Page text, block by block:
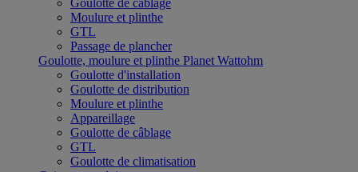
Goulotte de câblage
Moulure et plinthe
GTL
Passage de plancher
Goulotte, moulure et plinthe Planet Wattohm
Goulotte d'installation
Goulotte de distribution
Moulure et plinthe
Appareillage
Goulotte de câblage
GTL
Goulotte de climatisation